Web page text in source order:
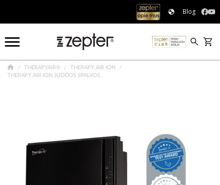
Blog
THERAPYAIR®
THERAPY AIR ION
THERAPY AIR ION JUODOS SPALVOS